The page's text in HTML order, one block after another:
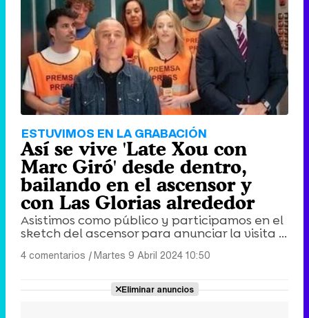
ESTUVIMOS EN LA GRABACIÓN
Así se vive 'Late Xou con
Marc Giró' desde dentro,
bailando en el ascensor y
con Las Glorias alrededor
Asistimos como público y participamos en el
sketch del ascensor para anunciar la visita ...
4 comentarios |Martes 9 Abril 2024 10:50
Eliminar anuncios